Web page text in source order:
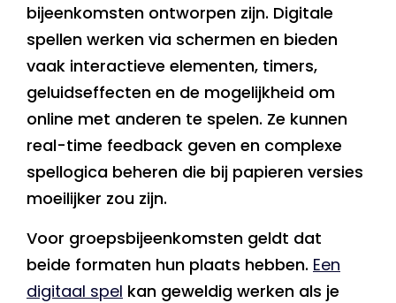
bijeenkomsten ontworpen zijn. Digitale
spellen werken via schermen en bieden
vaak interactieve elementen, timers,
geluidseffecten en de mogelijkheid om
online met anderen te spelen. Ze kunnen
real-time feedback geven en complexe
spellogica beheren die bij papieren versies
moeilijker zou zijn.
Voor groepsbijeenkomsten geldt dat
beide formaten hun plaats hebben. Een
digitaal spel kan geweldig werken als je